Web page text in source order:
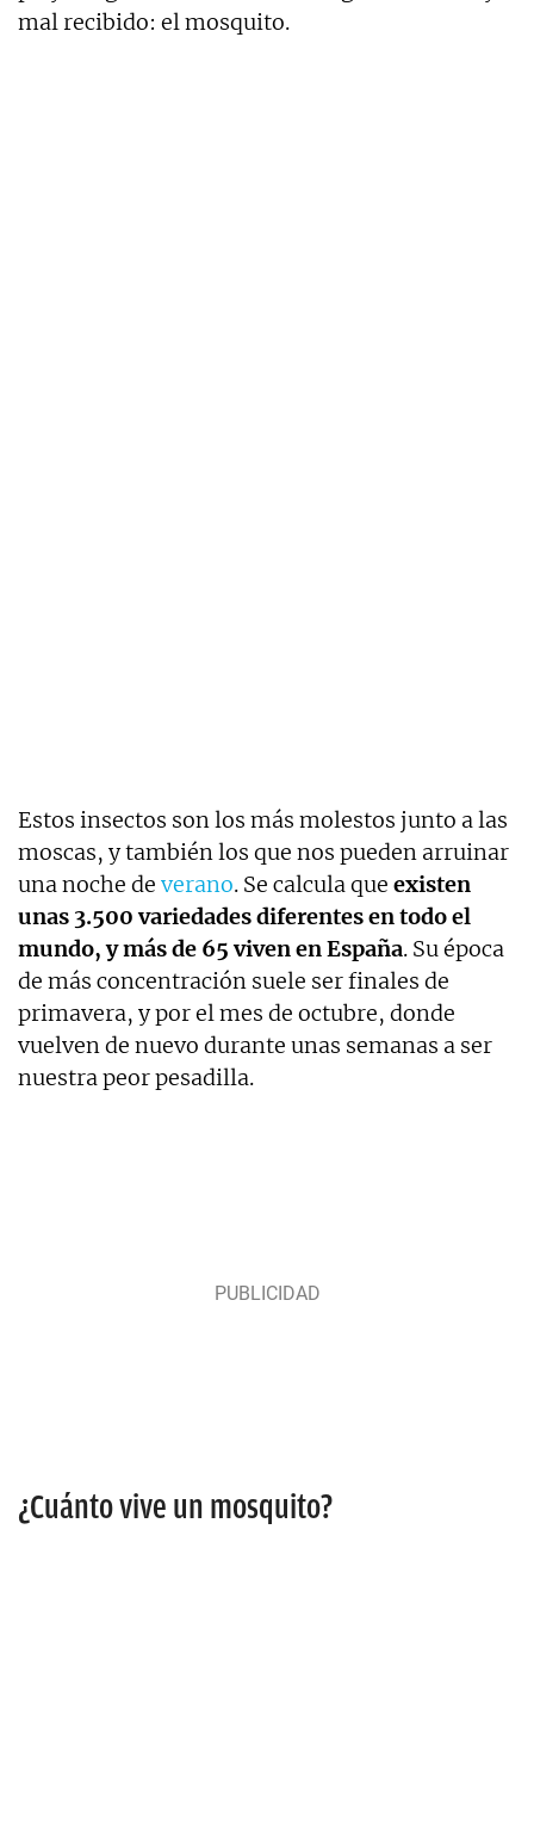
mal recibido: el mosquito.
Estos insectos son los más molestos junto a las
moscas, y también los que nos pueden arruinar
una noche de verano. Se calcula que existen
unas 3.500 variedades diferentes en todo el
mundo, y más de 65 viven en España. Su época
de más concentración suele ser finales de
primavera, y por el mes de octubre, donde
vuelven de nuevo durante unas semanas a ser
nuestra peor pesadilla.
¿Cuánto vive un mosquito?